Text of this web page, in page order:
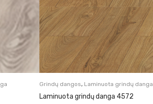
Grindų dangos, Laminuota grindų danga
Laminuota grindų danga 4572